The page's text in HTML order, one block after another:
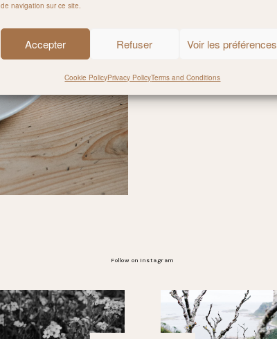
de navigation sur ce site.
Accepter Refuser Voir les préférences
Cookie PolicyPrivacy PolicyTerms and Conditions
Follow on Instagram